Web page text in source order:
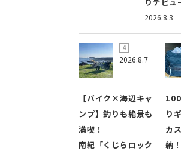
2026.8.3
2026.8.7
【バイク×海辺キャ
ンプ】釣りも絶景も
満喫！
南紀「くじらロック
り
カ
納